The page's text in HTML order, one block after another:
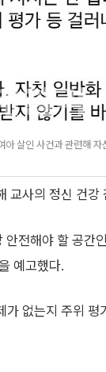
살인 사건과 관련해
교사의 정신 건
전해야 할 공간
예고했다.
없는지 주위 평